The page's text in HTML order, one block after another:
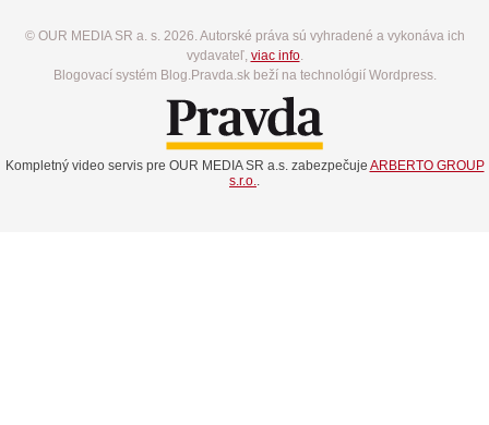
© OUR MEDIA SR a. s. 2026. Autorské práva sú vyhradené a vykonáva ich
vydavateľ, viac info.
Blogovací systém Blog.Pravda.sk beží na technológií Wordpress.
Kompletný video servis pre OUR MEDIA SR a.s. zabezpečuje ARBERTO GROUP
s.r.o.